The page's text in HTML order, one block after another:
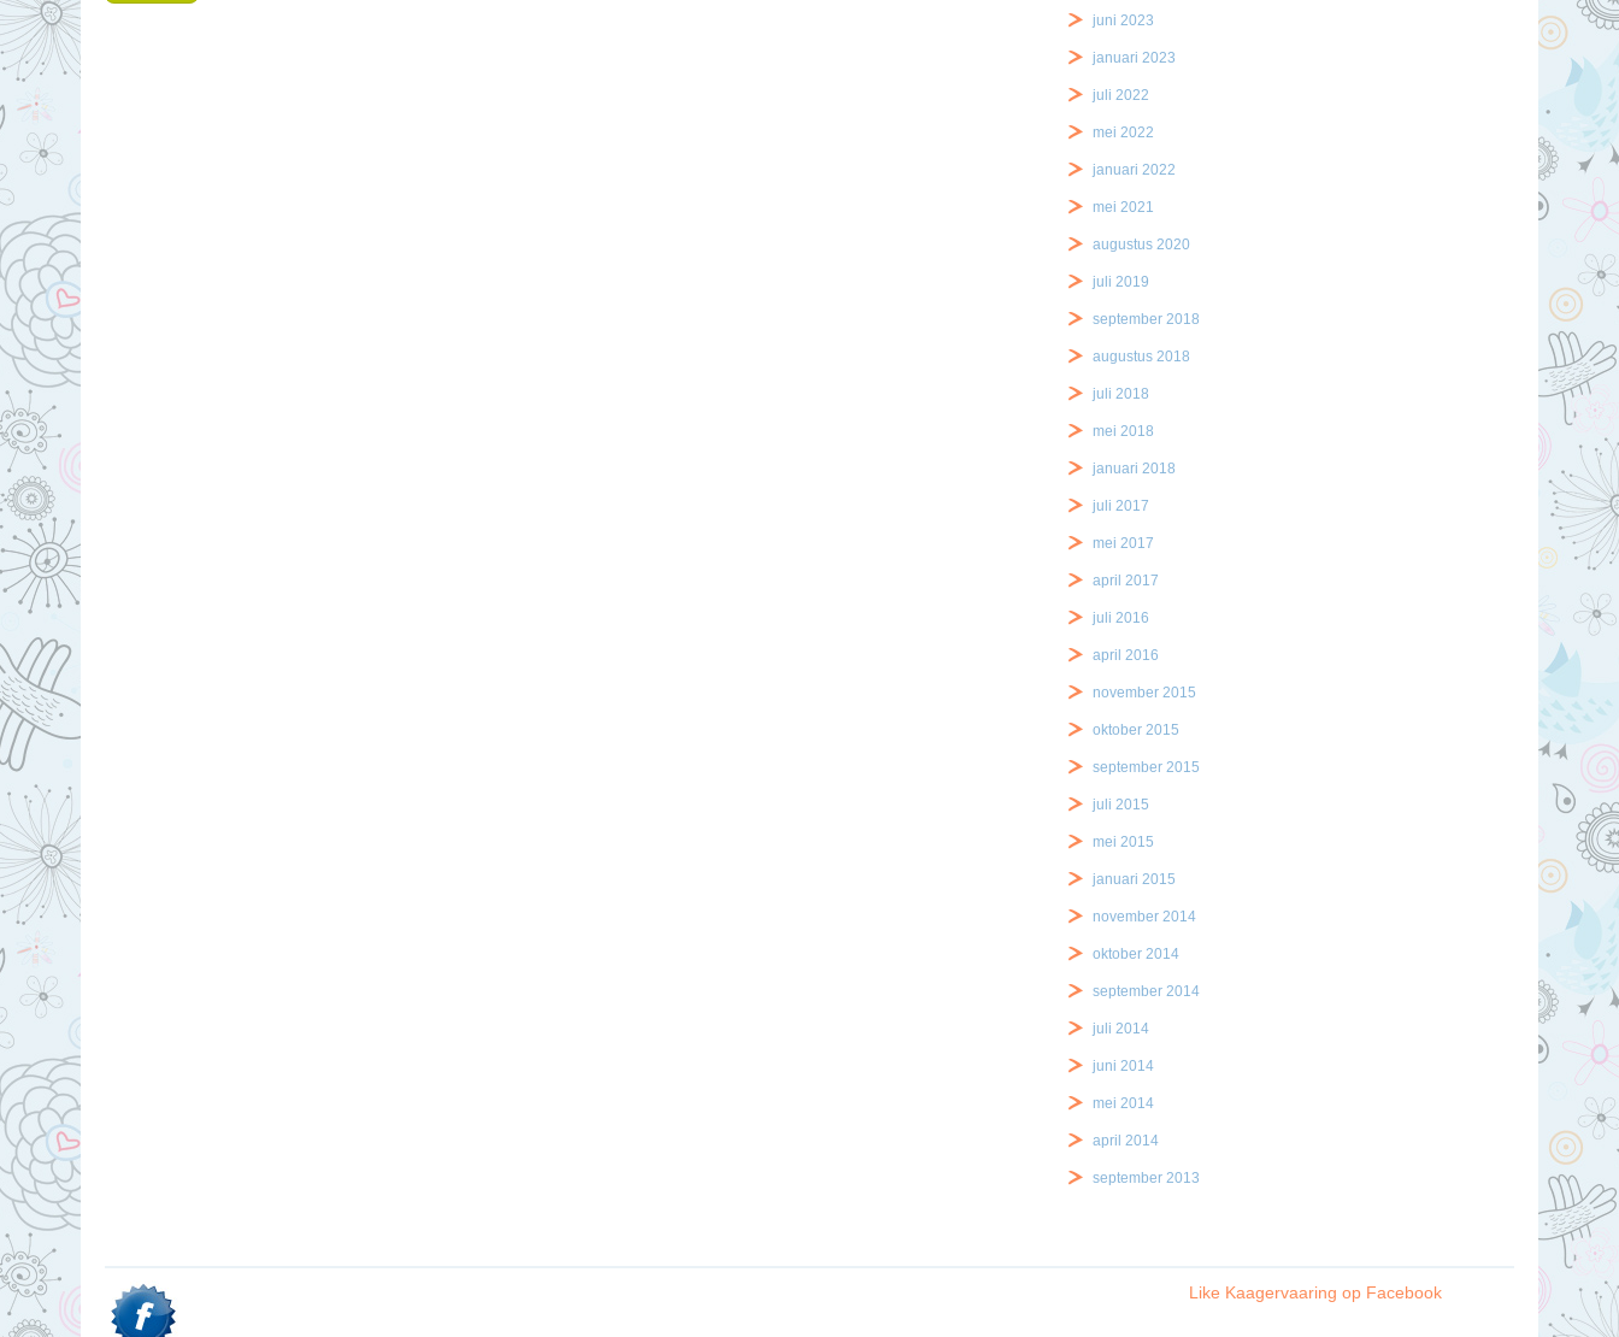
juni 2023
januari 2023
juli 2022
mei 2022
januari 2022
mei 2021
augustus 2020
juli 2019
september 2018
augustus 2018
juli 2018
mei 2018
januari 2018
juli 2017
mei 2017
april 2017
juli 2016
april 2016
november 2015
oktober 2015
september 2015
juli 2015
mei 2015
januari 2015
november 2014
oktober 2014
september 2014
juli 2014
juni 2014
mei 2014
april 2014
september 2013
Like Kaagervaaring op Facebook